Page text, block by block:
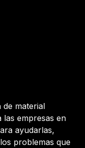
de material
las empresas en
ayudarlas,
problemas que